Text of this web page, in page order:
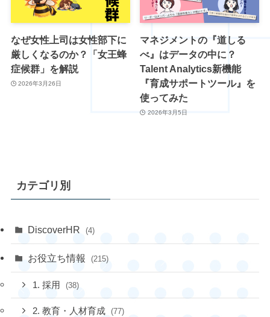
なぜ女性上司は女性部下に
厳しくなるのか？「女王蜂
症候群」を解説
2026年3月26日
マネジメントの『道しる
べ』はデータの中に？
Talent Analytics新機能
『育成サポートツール』を
使ってみた
2026年3月5日
カテゴリ別
DiscoverHR (4)
お役立ち情報 (215)
1. 採用 (38)
2. 教育・人材育成 (77)